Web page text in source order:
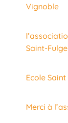
Vignoble
Saint-
Ecole
Merci à